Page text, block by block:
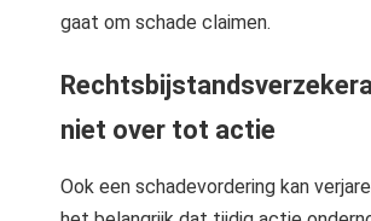
gaat om schade claimen.
niet over tot actie
Ook een schadevordering kan